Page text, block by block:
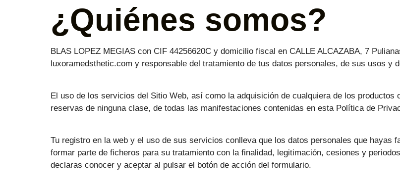
¿Quiénes somos?
BLAS LOPEZ MEGIAS con CIF 44256620C y domicilio fiscal en CALLE ALCAZABA, 7
luxoramedsthetic.com y responsable del tratamiento de tus datos personales, de sus usos y
El uso de los servicios del Sitio Web, así como la adquisición de cualquiera de los
reservas de ninguna clase, de todas las manifestaciones contenidas en esta Política de
Tu registro en la web y el uso de sus servicios conlleva que los datos personales que hayas
formar parte de ficheros para su tratamiento con la finalidad, legitimación, cesiones y
declaras conocer y aceptar al pulsar el botón de acción del formulario.